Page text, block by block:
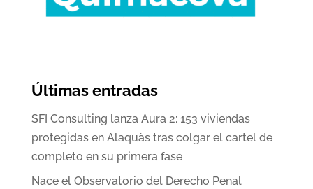
Últimas entradas
SFI Consulting lanza Aura 2: 153 viviendas
protegidas en Alaquàs tras colgar el cartel de
completo en su primera fase
Nace el Observatorio del Derecho Penal